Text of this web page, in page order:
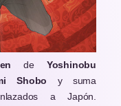
de
Yoshinobu
Shobo y suma
a Japón.